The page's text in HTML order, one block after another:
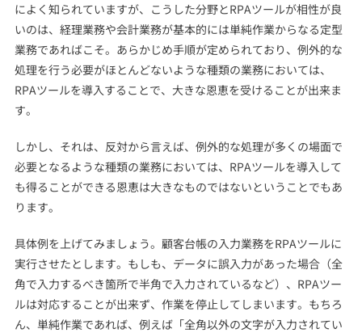
によく知られていますが、こうした分野とRPAツールが相性が良
いのは、経理業務や会計業務が基本的には単純作業からなる定型
業務であればこそ。あらかじめ手順が定められており、例外的な
処理を行う必要がほとんどないような種類の業務においては、
RPAツールを導入することで、大きな恩恵を受けることが出来ま
す。
しかし、それは、反対から言えば、例外的な処理が多くの場面で
必要となるような種類の業務においては、RPAツールを導入して
も得ることができる恩恵は大きなものではないということでもあ
ります。
具体例を上げてみましょう。顧客台帳の入力業務をRPAツールに
実行させたとします。もしも、データに誤入力があった場合（全
角で入力するべき箇所で半角で入力されているなど）、RPAツー
ルは対応することが出来ず、作業を停止してしまいます。もちろ
ん、単純作業であれば、例えば「全角以外の文字が入力されてい